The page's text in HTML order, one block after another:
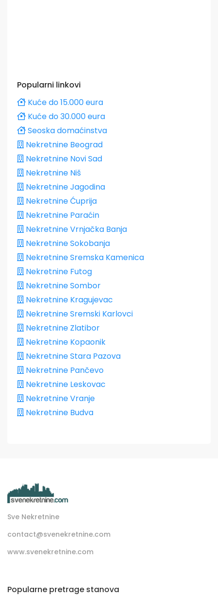
Popularni linkovi
Kuće do 15.000 eura
Kuće do 30.000 eura
Seoska domaćinstva
Nekretnine Beograd
Nekretnine Novi Sad
Nekretnine Niš
Nekretnine Jagodina
Nekretnine Ćuprija
Nekretnine Paraćin
Nekretnine Vrnjačka Banja
Nekretnine Sokobanja
Nekretnine Sremska Kamenica
Nekretnine Futog
Nekretnine Sombor
Nekretnine Kragujevac
Nekretnine Sremski Karlovci
Nekretnine Zlatibor
Nekretnine Kopaonik
Nekretnine Stara Pazova
Nekretnine Pančevo
Nekretnine Leskovac
Nekretnine Vranje
Nekretnine Budva
Sve Nekretnine
contact@svenekretnine.com
www.svenekretnine.com
Popularne pretrage stanova